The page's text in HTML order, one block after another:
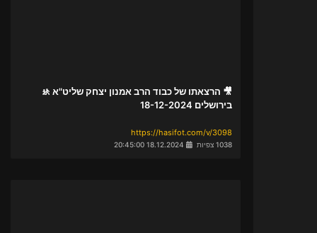
🎥 הרצאתו של כבוד הרב אמנון יצחק שליט"א 🚸
בירושלים 18-12-2024
https://hasifot.com/v/3098
1038 צפיות